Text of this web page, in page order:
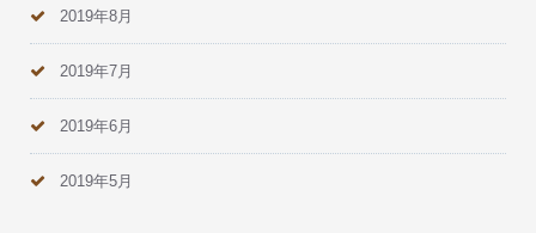
2019年8月
2019年7月
2019年6月
2019年5月